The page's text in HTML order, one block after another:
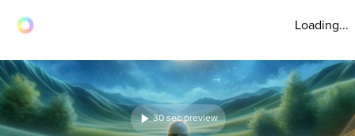
Loading...
30 sec preview